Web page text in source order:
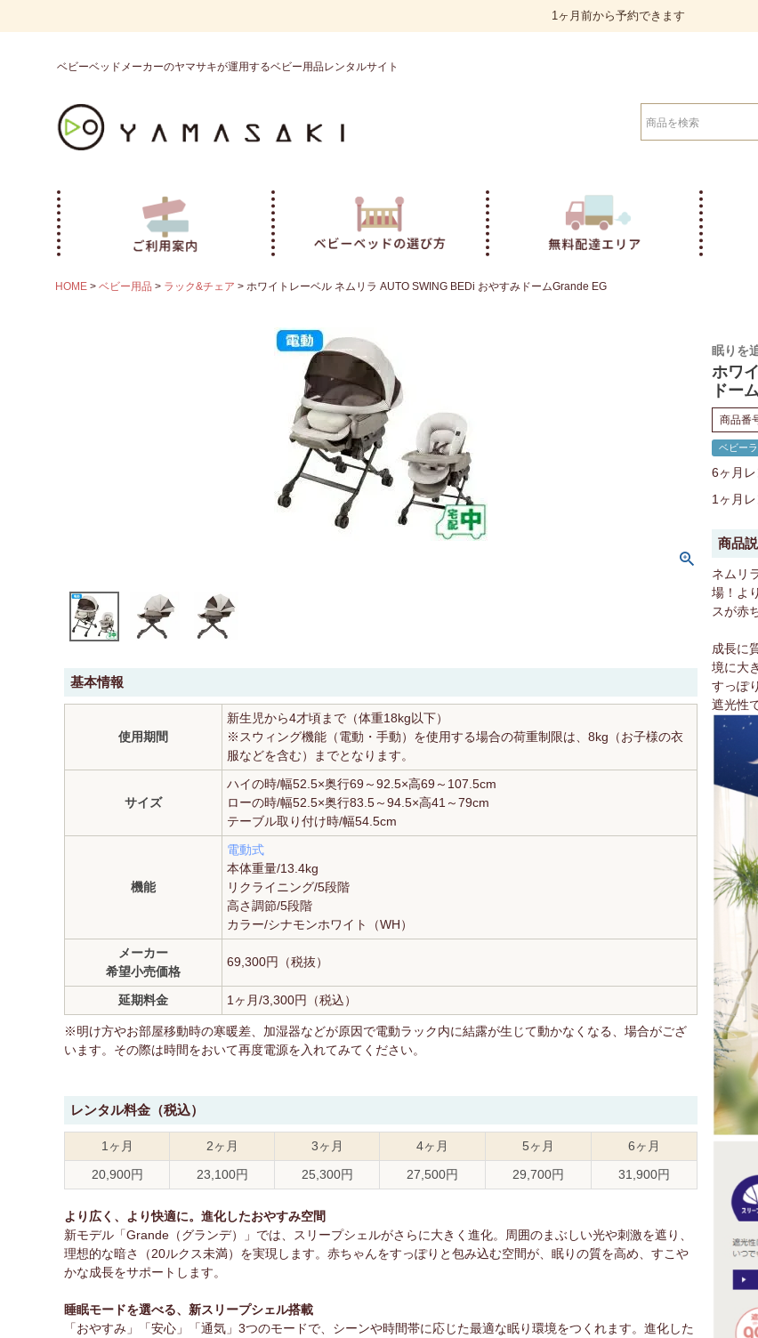
1ヶ月前から予約できます
ベビーベッドメーカーのヤマサキが運用するベビー用品レンタルサイト
HOME ベビー用品 ラック&チェア ホワイトレーベル ネムリラ AUTO SWING BEDi おやすみドームGrande EG
基本情報
使用期間
新生児から4才頃まで（体重18kg以下）
※スウィング機能（電動・手動）を使用する場合の荷重制限は、8kg（お子様の衣
服などを含む）までとなります。
サイズ
ハイの時/幅52.5×奥行69～92.5×高69～107.5cm
ローの時/幅52.5×奥行83.5～94.5×高41～79cm
テーブル取り付け時/幅54.5cm
機能
電動式
本体重量/13.4kg
リクライニング/5段階
高さ調節/5段階
カラー/シナモンホワイト（WH）
メーカー
希望小売価格
69,300円（税抜）
延期料金 1ヶ月/3,300円（税込）
※明け方やお部屋移動時の寒暖差、加湿器などが原因で電動ラック内に結露が生じて動かなくなる、場合がござ
います。その際は時間をおいて再度電源を入れてみてください。
レンタル料金（税込）
1ヶ月 2ヶ月 3ヶ月 4ヶ月 5ヶ月
6ヶ月
20,900円
23,100円 25,300円 27,500円 29,700円 31,900円
より広く、より快適に。進化したおやすみ空間
新モデル「Grande（グランデ）」では、スリープシェルがさらに大きく進化。周囲のまぶしい光や刺激を遮り、
理想的な暗さ（20ルクス未満）を実現します。赤ちゃんをすっぽりと包み込む空間が、眠りの質を高め、すこや
かな成長をサポートします。
睡眠モードを選べる、新スリープシェル搭載
「おやすみ」「安心」「通気」3つのモードで、シーンや時間帯に応じた最適な眠り環境をつくれます。進化した
眠りを
ホワ
ドー
商品番
ベビー
6ヶ月
1ヶ月
商品
ネムリ
場！よ
スが赤
成長に
境に大
すっぽ
遮光性